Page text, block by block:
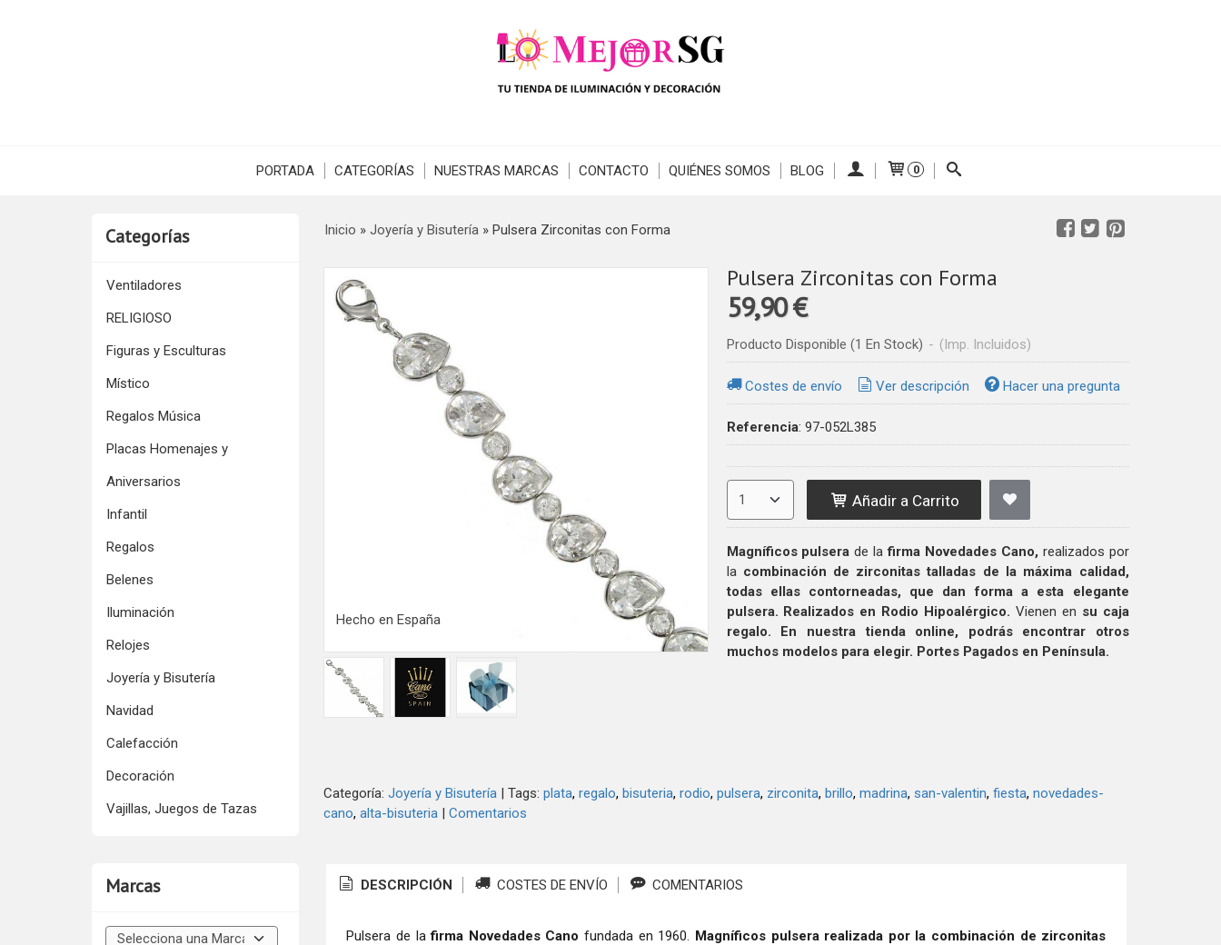
PORTADA CATEGORÍAS NUESTRAS MARCAS CONTACTO QUIÉNES SOMOS BLOG 0
Categorías
Ventiladores
RELIGIOSO
Figuras y Esculturas
Místico
Regalos Música
Placas Homenajes y
Aniversarios
Infantil
Regalos
Belenes
Iluminación
Relojes
Joyería y Bisutería
Navidad
Calefacción
Decoración
Vajillas, Juegos de Tazas
Marcas
Inicio » Joyería y Bisutería» Pulsera Zirconitas con Forma
Hecho en España
Pulsera Zirconitas con Forma
59,90 €
Producto Disponible (1 En Stock) - (Imp. Incluidos)
Costes de envío Ver descripción Hacer una pregunta
Referencia: 97-052L385
Añadir a Carrito
Magníficos pulserade la firma Novedades Cano, realizados por
la combinación de zirconitas talladas de la máxima calidad,
todas ellas contorneadas,
que dan forma a esta elegante
pulsera. Realizados en Rodio Hipoalérgico. Vienen en su caja
regalo. En nuestra tienda online, podrás encontrar otros
muchos modelos para elegir. Portes Pagados en Península.
Categoría: Joyería y Bisutería| Tags: plata regalo bisuteria rodio pulsera zirconita brillo madrina san-valentin fiesta novedades-
cano alta-bisuteria | Comentarios
DESCRIPCIÓN COSTES DE ENVÍO COMENTARIOS
Pulsera de lafirma Novedades Cano fundada en 1960. Magníficos pulsera realizada por la combinación de zirconitas